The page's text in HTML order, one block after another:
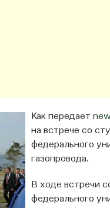
Как передает
на встрече со
федерального
газопровода.
В ходе встречи
федерального